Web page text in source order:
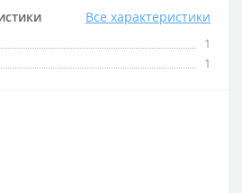
Все характеристики
1
1